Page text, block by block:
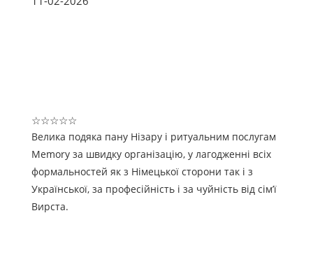
☆☆☆☆☆
Велика подяка пану Нізару і ритуальним послугам
Memory за швидку організацію, у лагодженні всіх
формальностей як з Німецької сторони так і з
Української, за професійність і за чуйність від сімʼї
Вирста.